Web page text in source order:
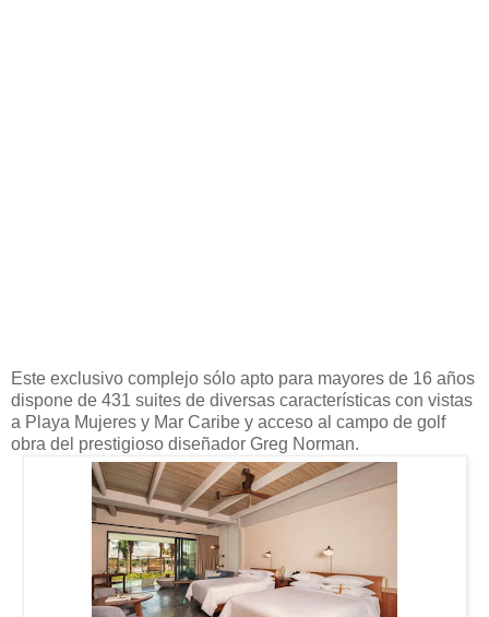
Este exclusivo complejo sólo apto para mayores de 16 años
dispone de 431 suites de diversas características con vistas
a Playa Mujeres y Mar Caribe y acceso al campo de golf
obra del prestigioso diseñador Greg Norman.